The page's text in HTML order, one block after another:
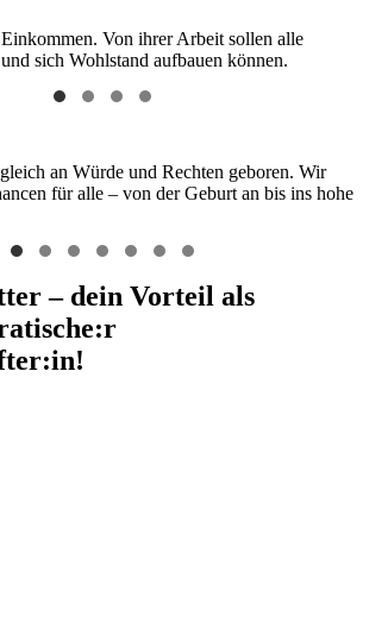
Von ihrer Arbeit sollen alle
sich Wohlstand aufbauen können.
an Würde und Rechten geboren. Wir
für alle – von der Geburt an bis ins hohe
– dein Vorteil als